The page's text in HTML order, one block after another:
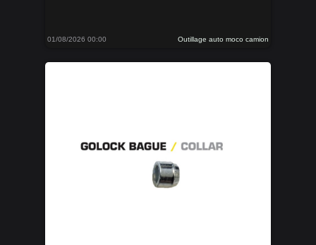
01/08/2026 00:00 Outillage auto moco camion